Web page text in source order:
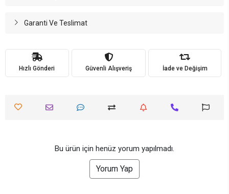
Garanti Ve Teslimat
Hızlı Gönderi Güvenli Alışveriş İade ve Değişim
Bu ürün için henüz yorum yapılmadı.
Yorum Yap